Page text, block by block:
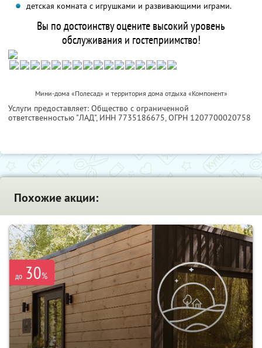
детская комната с игрушками и развивающими играми.
Вы по достоинству оцените высокий уровень
обслуживания и гостеприимство!
Мини-дома «Полесад» и территория дома отдыха «Компонент»
Услуги предоставляет: Общество с ограниченной
ответственностью "ЛАД", ИНН 7735186675, ОГРН 1207700020758
Похожие акции:
до 30%